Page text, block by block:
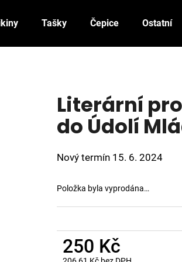
Tašky Čepice Ostatní
Literární
do Údolí
Nový termín 15. 6. 2024
Položka byla vyprodána…
250 Kč
najít?
HLEDAT